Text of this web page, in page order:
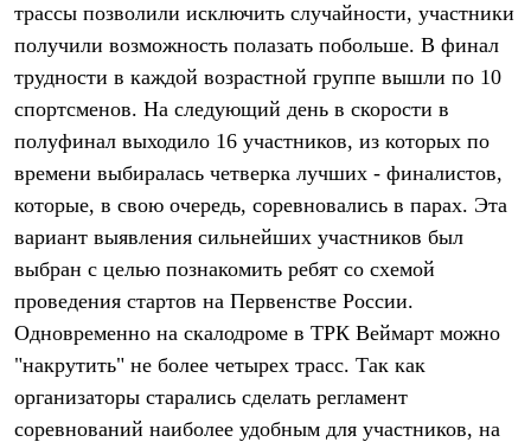
Термобелье
Теплое термобелье
Легкое термобелье
Лёгкая одежда
Футболки
Рубашки
Толстовки
Брюки
Женская одежда
Утепленная пухом
Брюки
Жилеты
Утепленная синтетикой
Куртки
Брюки
Штормовая одежда
трассы позволили исключить случайности, участники
получили возможность полазать побольше. В финал
трудности в каждой возрастной группе вышли по 10
спортсменов. На следующий день в скорости в
полуфинал выходило 16 участников, из которых по
времени выбиралась четверка лучших - финалистов,
которые, в свою очередь, соревновались в парах. Эта
вариант выявления сильнейших участников был
выбран с целью познакомить ребят со схемой
проведения стартов на Первенстве России.
Одновременно на скалодроме в ТРК Веймарт можно
"накрутить" не более четырех трасс. Так как
организаторы старались сделать регламент
соревнований наиболее удобным для участников, на